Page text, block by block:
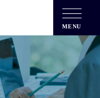
MENU